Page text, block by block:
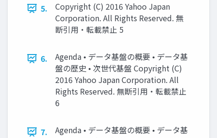
5.
Copyright (C) 2016 Yahoo Japan
Corporation. All Rights Reserved. 無
断引用・転載禁止 5
6.
Agenda • データ基盤の概要 • データ基
盤の歴史 • 次世代基盤 Copyright (C)
2016 Yahoo Japan Corporation. All
Rights Reserved. 無断引用・転載禁止
6
7.
Agenda • データ基盤の概要 • データ基